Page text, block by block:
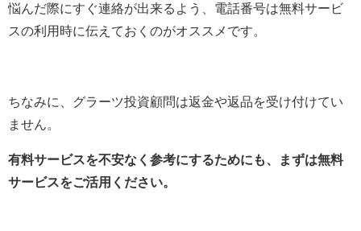
悩んだ際にすぐ連絡が出来るよう、電話番号は無料サービ
スの利用時に伝えておくのがオススメです。
ちなみに、グラーツ投資顧問は返金や返品を受け付けてい
ません。
有料サービスを不安なく参考にするためにも、まずは無料
サービスをご活用ください。